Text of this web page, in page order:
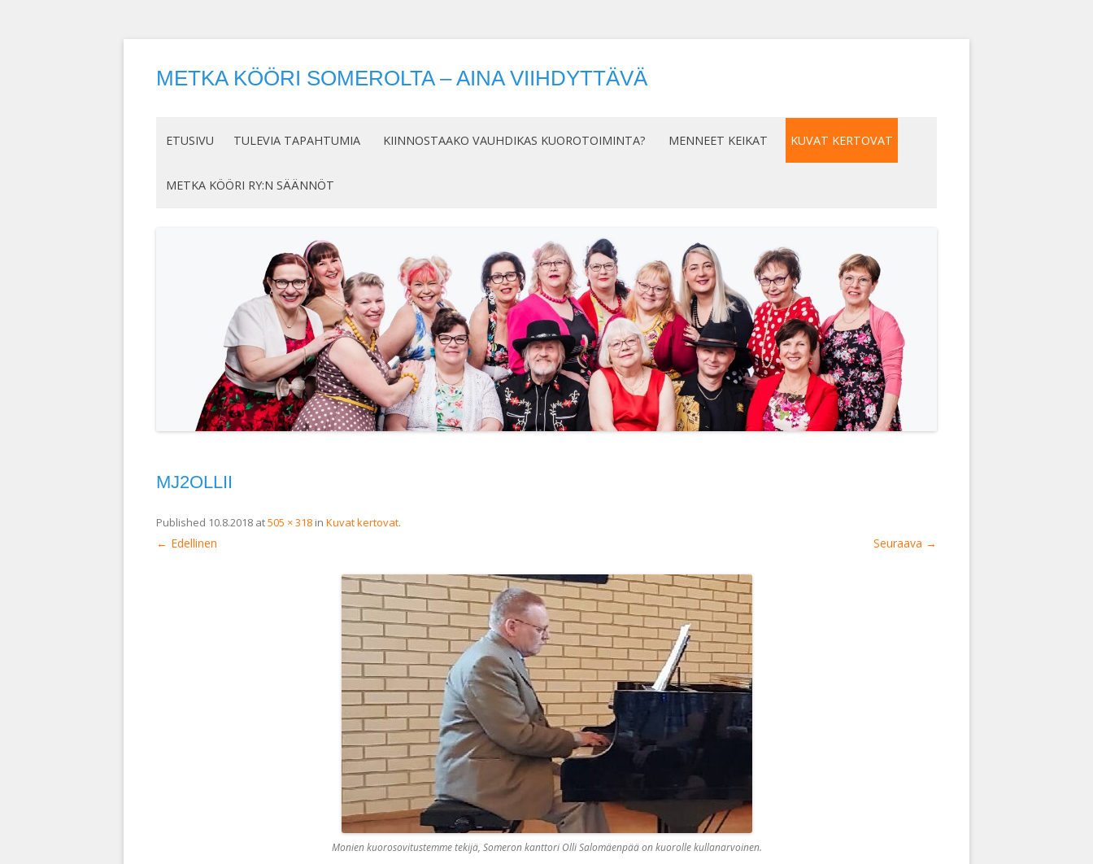
METKA KÖÖRI SOMEROLTA – AINA VIIHDYTTÄVÄ
sisältöön
ETUSIVU TULEVIA TAPAHTUMIA KIINNOSTAAKO VAUHDIKAS KUOROTOIMINTA? MENNEET KEIKAT KUVAT KERTOVAT
METKA KÖÖRI RY:N SÄÄNNÖT
MJ2OLLII
Published 10.8.2018 at505 × 318 in Kuvat kertovat.
← Edellinen Seuraava →
Monien kuorosovitustemme tekijä, Someron kanttori Olli Salomäenpää on kuorolle kullanarvoinen.